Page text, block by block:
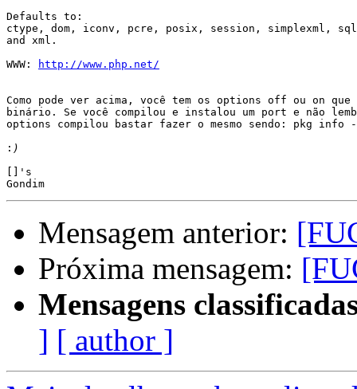
Defaults to:
ctype, dom, iconv, pcre, posix, session, simplexml,
and xml.
WWW:
http://www.php.net/
Como pode ver acima, você tem os options off ou on
binário. Se você compilou e instalou um port e não
options compilou bastar fazer o mesmo sendo: pkg info
:
[]'s
Mensagem anterior:
Próxima mensagem:
Mensagens
] [ author ]